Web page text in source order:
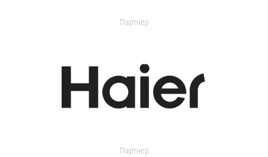
Партнер
Партнер